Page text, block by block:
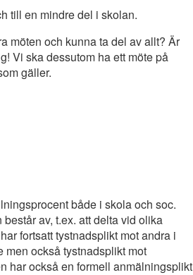
till en mindre del i skolan.
möten och kunna ta del av allt? Är
Vi ska dessutom ha ett möte på
gäller.
både i skola och soc.
av, t.ex. att delta vid olika
fortsatt tystnadsplikt mot andra i
men också tystnadsplikt mot
har också en formell anmälningsplikt